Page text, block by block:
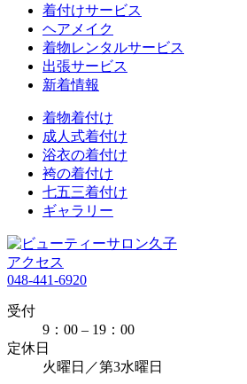
着付けサービス
ヘアメイク
着物レンタルサービス
出張サービス
新着情報
着物着付け
成人式着付け
浴衣の着付け
袴の着付け
七五三着付け
ギャラリー
アクセス
048-441-6920
受付
9：00 – 19：00
定休日
火曜日／第3水曜日